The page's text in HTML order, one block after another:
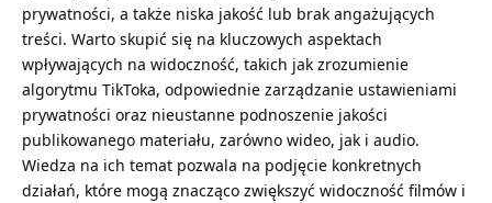
prywatności, a także niska jakość lub brak angażujących
treści. Warto skupić się na kluczowych aspektach
wpływających na widoczność, takich jak zrozumienie
algorytmu TikToka, odpowiednie zarządzanie ustawieniami
prywatności oraz nieustanne podnoszenie jakości
publikowanego materiału, zarówno wideo, jak i audio.
Wiedza na ich temat pozwala na podjęcie konkretnych
działań, które mogą znacząco zwiększyć widoczność filmów i